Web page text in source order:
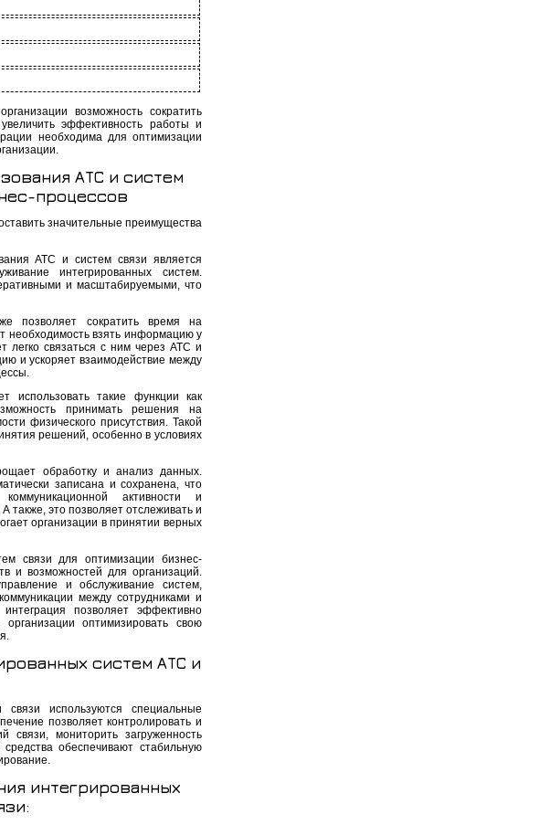
возможность сократить
эффективность работы и
необходима для оптимизации
АТС и систем
процессов
значительные преимущества
АТС и систем связи является
интегрированных систем.
и масштабируемыми, что
позволяет сократить время на
необходимость взять информацию у
легко связаться с ним через АТС и
и ускоряет взаимодействие между
использовать такие функции как
принимать решения на
физического присутствия. Такой
решений, особенно в условиях
обработку и анализ данных.
записана и сохранена, что
активности и
это позволяет отслеживать и
организации в принятии верных
связи для оптимизации бизнес-
и возможностей для организаций.
и обслуживание систем,
между сотрудниками и
позволяет эффективно
оптимизировать свою
систем АТС и
используются специальные
позволяет контролировать и
связи, мониторить загруженность
обеспечивают стабильную
интегрированных